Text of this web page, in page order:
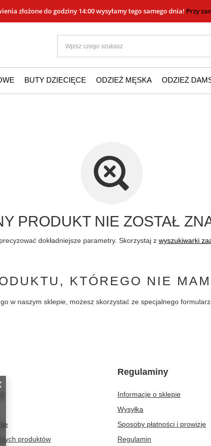
złożone do godziny 14:00 wysyłamy tego samego dnia! Przy
BUTY DZIECIĘCE ODZIEŻ MĘSKA ODZIEŻ
PRODUKT NIE ZOSTAŁ
dokładniejsze parametry. Skorzystaj z wyszukiwarki
KTÓREGO NIE
w naszym sklepie, możesz skorzystać ze specjalnego
produktów
Regulaminy
Informacje o sklepie
Wysyłka
Sposoby płatności i prowizje
Regulamin